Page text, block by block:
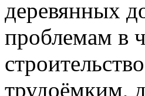
деревянных
проблемам в
трудоёмким,